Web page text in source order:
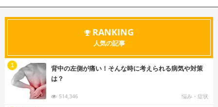
RANKING
人気の記事
背中の左側が痛い！そんな時に考えられる病気や対策
は？
514,346 悩み・症状
1